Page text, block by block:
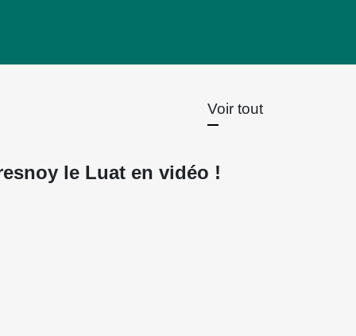
Voir tout
le Luat en vidéo !